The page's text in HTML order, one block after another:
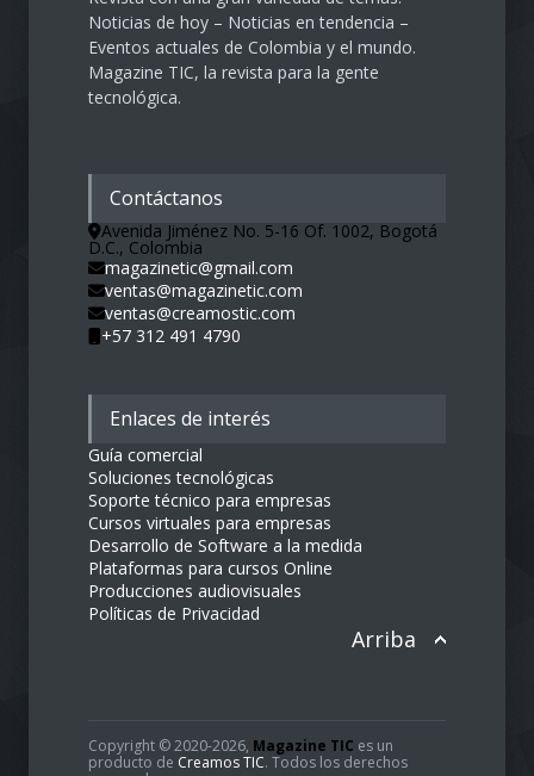
Noticias de hoy – Noticias en tendencia –
Eventos actuales de Colombia y el mundo.
Magazine TIC, la revista para la gente
tecnológica.
Contáctanos
Avenida Jiménez No. 5-16 Of. 1002, Bogotá
D.C., Colombia
magazinetic@gmail.com
ventas@magazinetic.com
ventas@creamostic.com
+57 312 491 4790
Enlaces de interés
Guía comercial
Soluciones tecnológicas
Soporte técnico para empresas
Cursos virtuales para empresas
Desarrollo de Software a la medida
Plataformas para cursos Online
Producciones audiovisuales
Políticas de Privacidad
Arriba
Copyright © 2020-2026, Magazine TIC es un
producto de Creamos TIC. Todos los derechos